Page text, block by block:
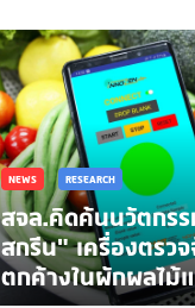
NEWS RESEARCH
สจล.คิดค้นนวัตกร
สกรีน" เครื่องตรว
ตกค้างในผักผลไม้